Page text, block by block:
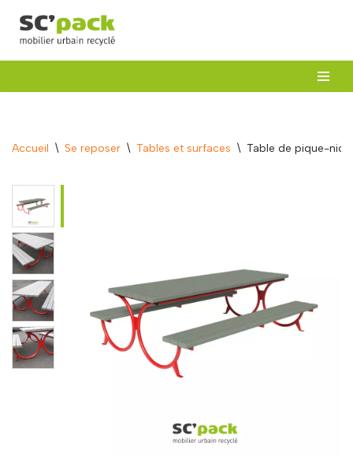
Aller
au
Accueil \ Se reposer \ Tables et surfaces \ Table de pique-